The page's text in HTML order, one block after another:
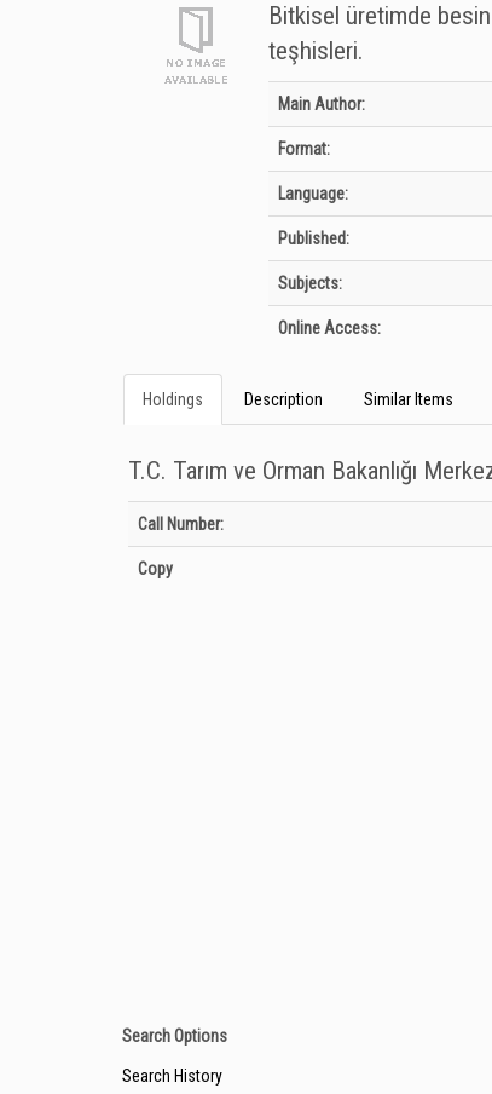
Bitkisel üretimde besin
teşhisleri.
Bibliographic Details
Main Author:
Format:
Language:
Published:
Subjects:
Online Access:
Holdings Description Similar Items
T.C. Tarım ve Orman Bakanlığı
Holdings details from T.C. Tarım ve Orman
Call Number:
Copy
Search Options
Search History